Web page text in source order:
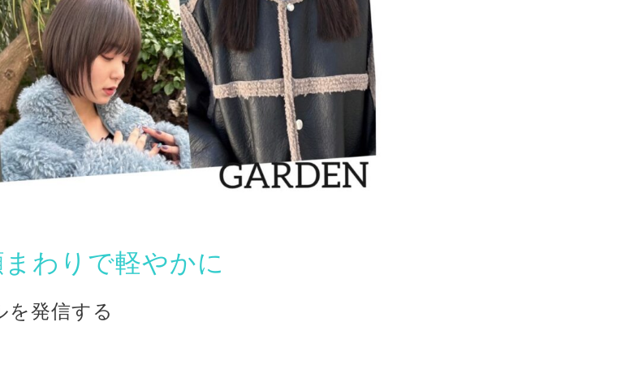
わりで軽やかに
を発信する